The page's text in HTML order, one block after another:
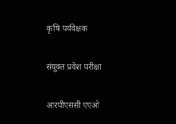
कृषि पर्यवेक्षक
संयुक्त प्रवेश परीक्षा
आरपीएससी एएओ